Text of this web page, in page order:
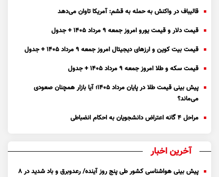
قالیباف در واکنش به حمله به قشم: آمریکا تاوان می‌دهد
قیمت دلار و قیمت یورو امروز جمعه ۹ مرداد ۱۴۰۵ + جدول
قیمت بیت کوین و ارز‌های دیجیتال امروز جمعه ۹ مرداد ۱۴۰۵ + جدول
قیمت سکه و طلا امروز جمعه ۹ مرداد ۱۴۰۵ + جدول
پیش بینی قیمت طلا در پایان مرداد 1405؛ آیا بازار همچنان صعودی
می‌ماند؟
مراحل ۴ گانه اعتراض دانشجویان به احکام انضباطی
آخرین اخبار
پیش بینی هواشناسی کشور طی پنج روز آینده/ رعدوبرق و باد شدید در ۸